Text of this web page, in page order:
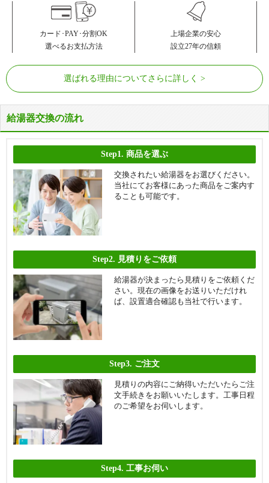
カード･PAY･分割OK
選べるお支払方法
上場企業の安心
設立27年の信頼
選ばれる理由についてさらに詳しく
給湯器交換の流れ
Step1. 商品を選ぶ
交換されたい給湯器をお選びください。
当社にてお客様にあった商品をご案内す
ることも可能です。
Step2. 見積りをご依頼
給湯器が決まったら見積りをご依頼くだ
さい。現在の画像をお送りいただけれ
ば、設置適合確認も当社で行います。
Step3. ご注文
見積りの内容にご納得いただいたらご注
文手続きをお願いいたします。工事日程
のご希望をお伺いします。
Step4. 工事お伺い